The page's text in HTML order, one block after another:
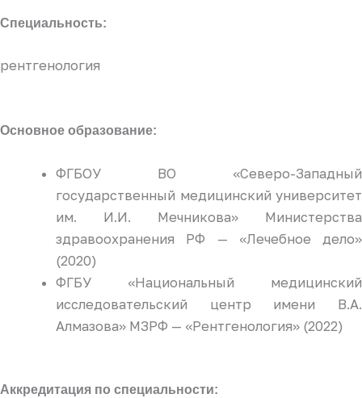
Специальность:
рентгенология
Основное образование:
ФГБОУ ВО «Северо-Западный
государственный медицинский университет
им. И.И. Мечникова» Министерства
здравоохранения РФ — «Лечебное дело»
(2020)
ФГБУ «Национальный медицинский
исследовательский центр имени В.А.
Алмазова» МЗРФ — «Рентгенология» (2022)
Аккредитация по специальности: